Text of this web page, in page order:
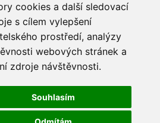
cookies a další sledovací
s cílem vylepšení
prostředí, analýzy
webových stránek a
zdroje návštěvnosti.
Souhlasím